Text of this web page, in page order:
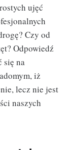
ujęć
Czy od
Odpowiedź
się na
iż
lecz nie jest
naszych